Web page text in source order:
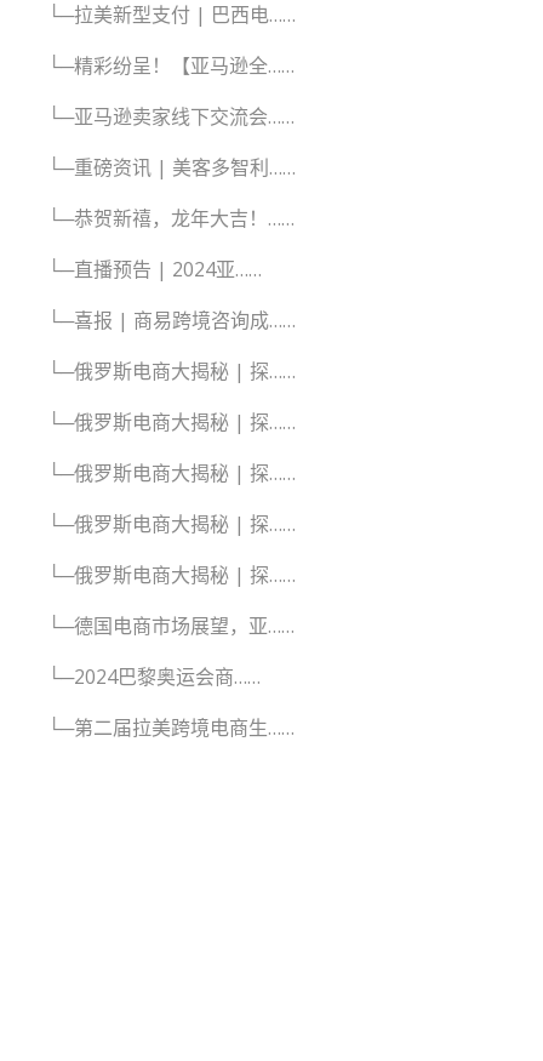
└─拉美新型支付 | 巴西电……
└─精彩纷呈！【亚马逊全……
└─亚马逊卖家线下交流会……
└─重磅资讯 | 美客多智利……
└─恭贺新禧，龙年大吉！……
└─直播预告 | 2024亚……
└─喜报 | 商易跨境咨询成……
└─俄罗斯电商大揭秘 | 探……
└─俄罗斯电商大揭秘 | 探……
└─俄罗斯电商大揭秘 | 探……
└─俄罗斯电商大揭秘 | 探……
└─俄罗斯电商大揭秘 | 探……
└─德国电商市场展望，亚……
└─2024巴黎奥运会商……
└─第二届拉美跨境电商生……